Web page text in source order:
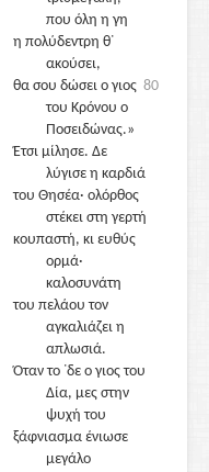
που όλη η γη
η πολύδεντρη θ᾽
ακούσει,
80
θα σου δώσει ο γιος
του Κρόνου ο
Ποσειδώνας.»
Έτσι μίλησε. Δε
λύγισε η καρδιά
του Θησέα· ολόρθος
στέκει στη γερτή
κουπαστή, κι ευθύς
ορμά·
καλοσυνάτη
του πελάου τον
αγκαλιάζει η
απλωσιά.
Όταν το ᾽δε ο γιος του
Δία, μες στην
ψυχή του
ξάφνιασμα ένιωσε
μεγάλο